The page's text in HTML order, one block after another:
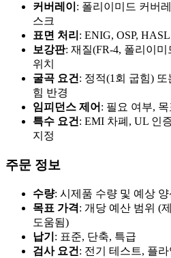
커버레이 : 폴리이미드 커버
스크
표면 처리 : ENIG, OSP,
보강판: 재질(FR-4, 폴리이
위치
굴곡 요건 : 정적(1회 굽힘)
힘 반경
임피던스 제어 : 필요 여부,
특수 요건 : EMI 차폐, UL 인
지정
주문 정보
수량: 시제품 수량 및 예상
목표 가격: 개당 예산 범위 (
도움됨)
납기 : 표준, 단축, 특급
검사 요건 : 전기 테스트, 플